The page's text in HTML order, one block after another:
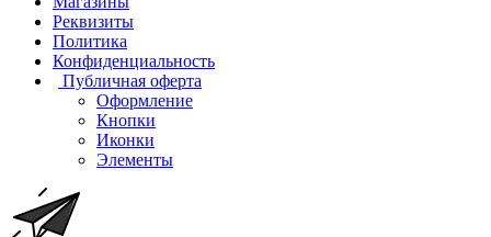
Реквизиты
Политика
Конфиденциальность
Публичная оферта
Оформление
Кнопки
Иконки
Элементы